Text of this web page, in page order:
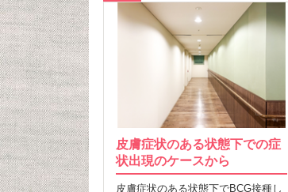
皮膚症状のある状態下での症
状出現のケースから
皮膚症状のある状態下でBCG接種し